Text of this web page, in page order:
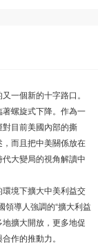
一個新的十字路口。
螺旋式下降。作為一
目前美國內部的撕
而且把中美關係放在
大變局的視角解讀中
境下擴大中美利益交
領導人強調的“擴大利益
地擴大開放，更多地促
作的推動力。